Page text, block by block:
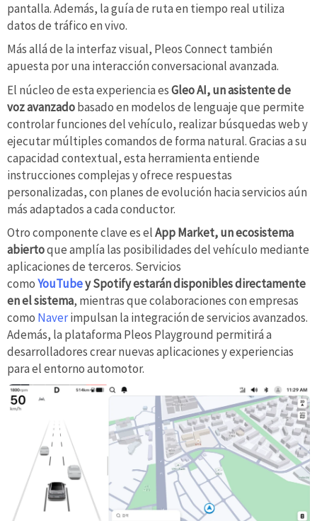
pantalla. Además, la guía de ruta en tiempo real utiliza
datos de tráfico en vivo.
Más allá de la interfaz visual, Pleos Connect también
apuesta por una interacción conversacional avanzada.
El núcleo de esta experiencia esGleo AI, un asistente de
voz avanzadobasado en modelos de lenguaje que permite
controlar funciones del vehículo, realizar búsquedas web y
ejecutar múltiples comandos de forma natural. Gracias a su
capacidad contextual, esta herramienta entiende
instrucciones complejas y ofrece respuestas
personalizadas, con planes de evolución hacia servicios aún
más adaptados a cada conductor.
Otro componente clave es elApp Market, un ecosistema
abiertoque amplía las posibilidades del vehículo mediante
aplicaciones de terceros. Servicios
comoYouTubey Spotify estarán disponibles directamente
en el sistema, mientras que colaboraciones con empresas
como Naverimpulsan la integración de servicios avanzados.
Además, la plataforma Pleos Playground permitirá a
desarrolladores crear nuevas aplicaciones y experiencias
para el entorno automotor.